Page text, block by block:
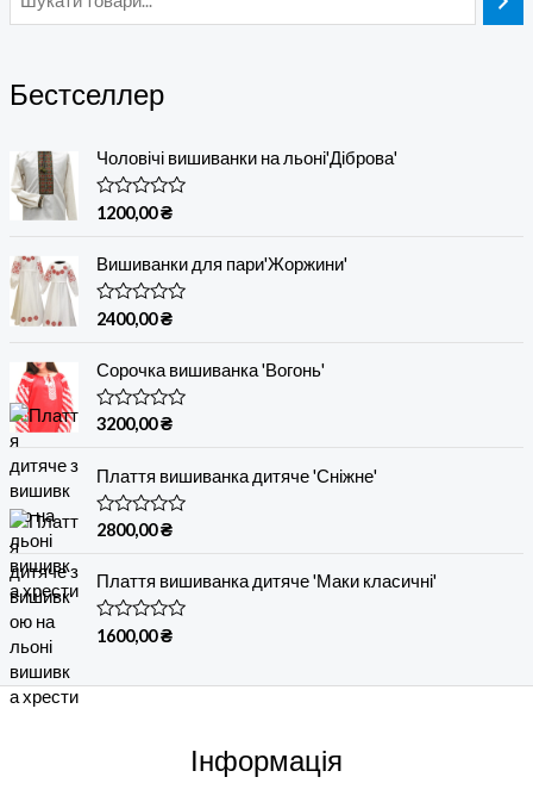
Бестселлер
Чоловічі вишиванки на льоні'Діброва'
О
н
н
о
в
з
5
1200,00₴
Вишиванки для пари'Жоржини'
О
н
н
о
в
з
5
2400,00₴
Сорочка вишиванка 'Вогонь'
О
н
н
о
в
з
5
3200,00₴
Плаття вишиванка дитяче 'Сніжне'
О
н
н
о
в
2800,00₴
Плаття вишиванка дитяче 'Маки класичні'
О
н
1600,00₴
Інформація